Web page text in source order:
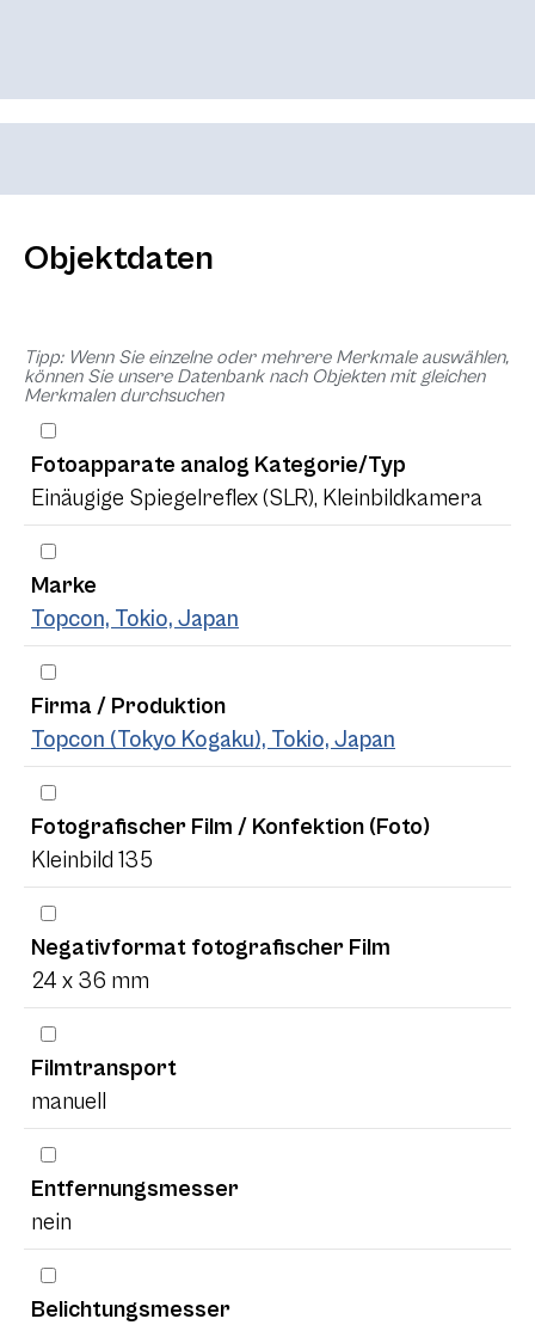
Objektdaten
Tipp: Wenn Sie einzelne oder mehrere Merkmale auswählen,
können Sie unsere Datenbank nach Objekten mit gleichen
Merkmalen durchsuchen
Fotoapparate analog Kategorie/Typ
Einäugige Spiegelreflex (SLR), Kleinbildkamera
Marke
Topcon, Tokio, Japan
Firma / Produktion
Topcon (Tokyo Kogaku), Tokio, Japan
Fotografischer Film / Konfektion (Foto)
Kleinbild 135
Negativformat fotografischer Film
24 x 36 mm
Filmtransport
manuell
Entfernungsmesser
nein
Belichtungsmesser